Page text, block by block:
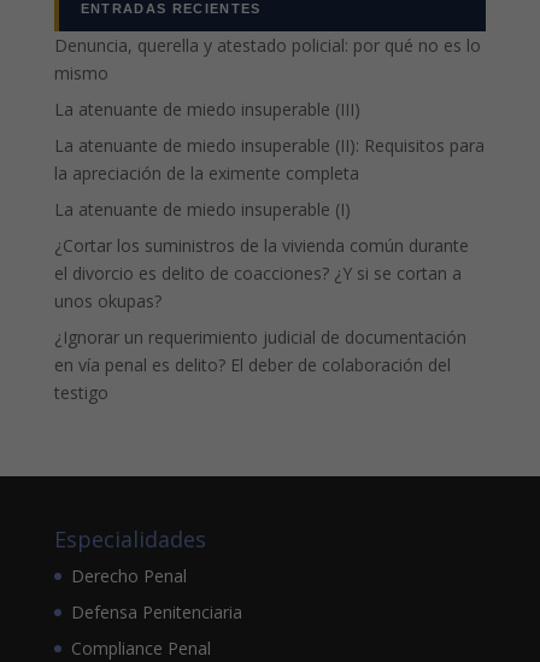
ENTRADAS RECIENTES
Denuncia, querella y atestado policial: por qué no es lo
mismo
La atenuante de miedo insuperable (III)
La atenuante de miedo insuperable (II): Requisitos para
la apreciación de la eximente completa
La atenuante de miedo insuperable (I)
¿Cortar los suministros de la vivienda común durante
el divorcio es delito de coacciones? ¿Y si se cortan a
unos okupas?
¿Ignorar un requerimiento judicial de documentación
en vía penal es delito? El deber de colaboración del
testigo
Especialidades
Derecho Penal
Defensa Penitenciaria
Compliance Penal